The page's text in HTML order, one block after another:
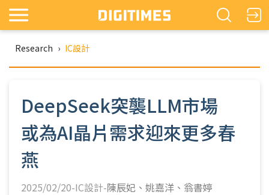
Research › IC設計
DeepSeek突襲LLM市場
或為AI晶片需求迎來更多春
燕
2025/02/20-IC設計-陳辰妃 姚嘉洋
翁書婷